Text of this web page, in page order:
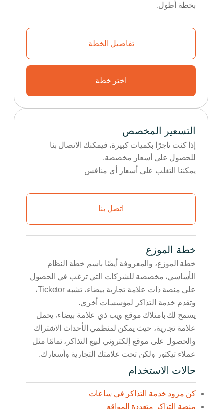
بخطة أطول.
تفاصيل الخطة
اختر خطة
التسعير المخصص
إذا كنت تاجرًا بكميات كبيرة، فيمكنك الاتصال بنا
للحصول على أسعار مخصصة.
يمكننا التغلب على أسعار أي منافس
اتصل بنا
خطة الموزع
خطة الموزع، والمعروفة أيضًا باسم خطة النظام
الأساسي، مخصصة للشركات التي ترغب في الحصول
على منصة ذات علامة تجارية بيضاء، تشبه Ticketor،
وتقدم خدمة التذاكر لمؤسسات أخرى.
يسمح لك بامتلاك موقع ويب ذي علامة بيضاء، يحمل
علامة تجارية، حيث يمكن لمنظمي الأحداث الاشتراك
والحصول على موقع إلكتروني لبيع التذاكر، تمامًا مثل
عملاء تيكتور ولكن تحت علامتك التجارية وأسعارك.
حالات الاستخدام
كن مزود خدمة التذاكر في ساعات
منصة التذاكر متعددة المواقع